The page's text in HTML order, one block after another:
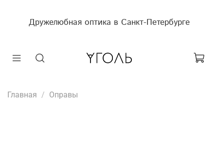
Дружелюбная оптика в Санкт-Петербурге
Главная Оправы